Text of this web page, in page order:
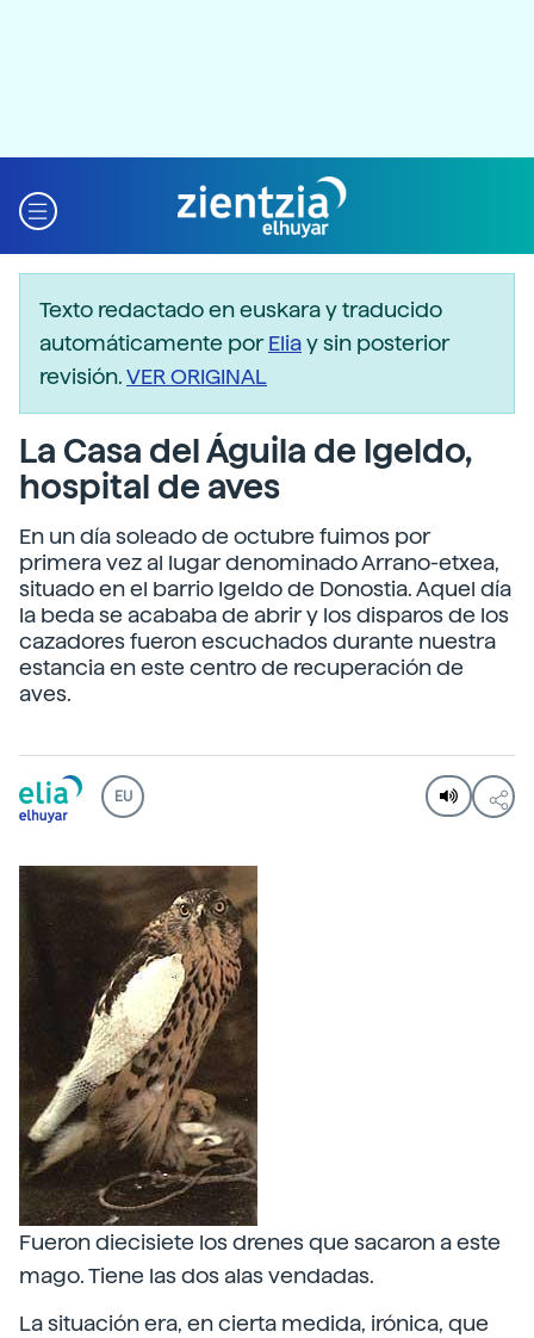
Texto redactado en euskara y traducido
automáticamente porEliay sin posterior
revisión.VER ORIGINAL
La Casa del Águila de Igeldo,
hospital de aves
En un día soleado de octubre fuimos por
primera vez al lugar denominado Arrano-etxea,
situado en el barrio Igeldo de Donostia. Aquel día
la beda se acababa de abrir y los disparos de los
cazadores fueron escuchados durante nuestra
estancia en este centro de recuperación de
aves.
EU
Fueron diecisiete los drenes que sacaron a este
mago. Tiene las dos alas vendadas.
La situación era, en cierta medida, irónica, que